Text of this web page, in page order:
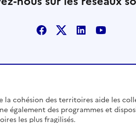
Facebook
X LinkedinYoutube
la cohésion des territoires aide les
également des programmes et
les plus fragilisés.